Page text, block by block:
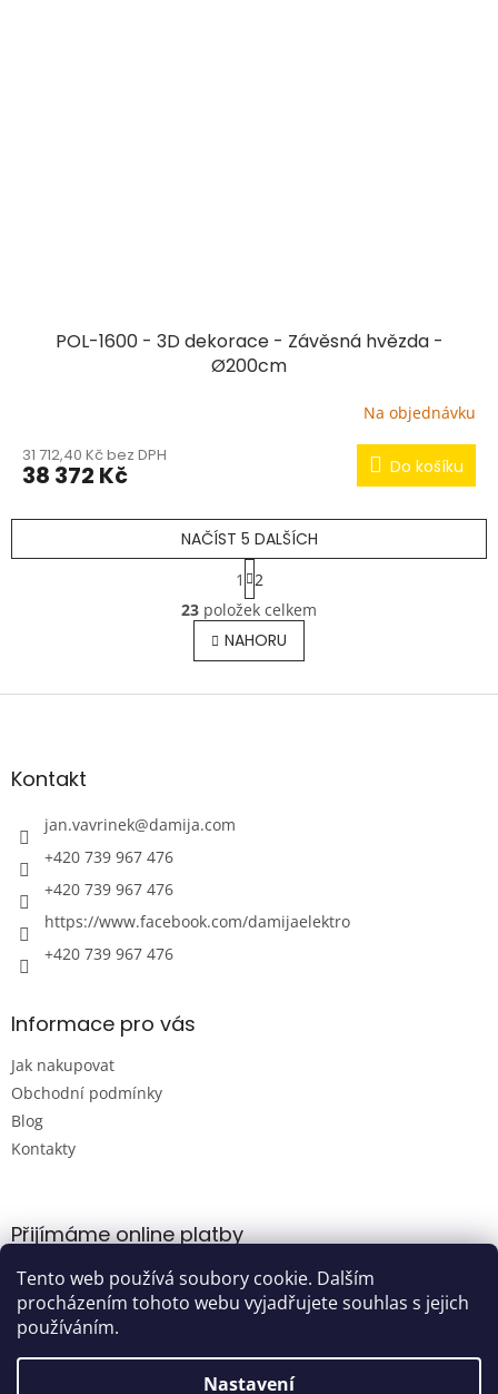
Tento web používá soubory cookie. Dalším
procházením tohoto webu vyjadřujete souhlas s jejich
používáním.
Nastavení
POL-1600 - 3D dekorace - Závěsná hvězda -
Ø200cm
Na objednávku
31 712,40 Kč bez DPH
38 372 Kč Do košíku
O
v
l
á
p
NAČÍST 5 DALŠÍCH
S
t
r
á
n
k
v
1
2
23 položek celkem
NAHORU
Z
aKontakt
jan.vavrinek@damija.com
+420 739 967 476
+420 739 967 476
https://www.facebook.com/damijaelektro
+420 739 967 476
Informace pro vás
Jak nakupovat
Obchodní podmínky
Blog
Kontakty
Přijímáme online platby
Vytvořil Shoptet